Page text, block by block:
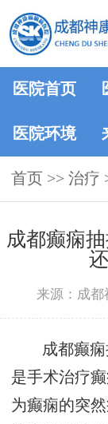
医院首页
医院环境
首页 >> 治疗
成都癫痫
来源：成
成都癫
是手术治疗
为癫痫的突